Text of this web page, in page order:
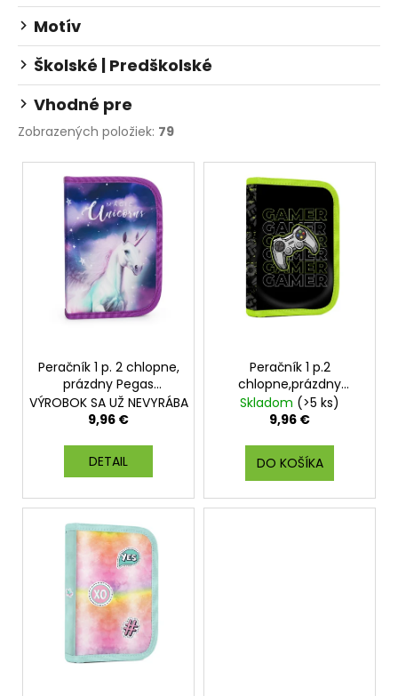
Motív
Školské | Predškolské
Vhodné pre
Zobrazených položiek: 79
V
Peračník 1 p. 2 chlopne,
prázdny Pegas
strieborný
VÝROBOK SA UŽ NEVYRÁBA
9,96 €
DETAIL
Peračník 1 p.2
chlopne,prázdny
Gamer
Skladom (>5 ks)
9,96 €
DO KOŠÍKA